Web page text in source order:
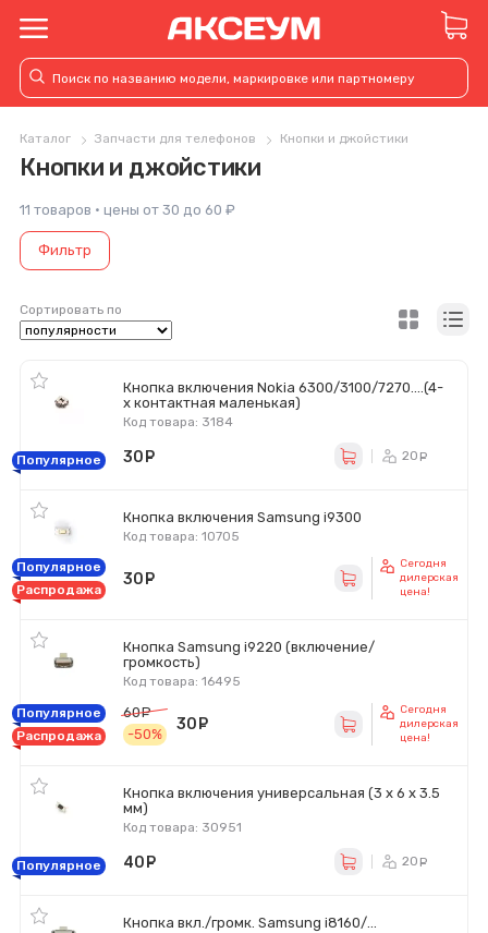
Каталог Запчасти для телефонов Кнопки и джойстики
Кнопки и джойстики
11 товаров · цены от 30 до 60 ₽
Фильтр
Сортировать по
Кнопка включения Nokia 6300/3100/7270....(4-
х контактная маленькая)
Код товара: 3184
Популярное 30 20
Кнопка включения Samsung i9300
Код товара: 10705
Популярное
Распродажа
30
Сегодня
дилерская
цена!
Кнопка Samsung i9220 (включение/
громкость)
Код товара: 16495
Популярное
Распродажа
60
руб.
-50%
30
Сегодня
дилерская
цена!
Кнопка включения универсальная (3 x 6 x 3.5
мм)
Код товара: 30951
Популярное 40 20
Кнопка вкл./громк. Samsung i8160/...